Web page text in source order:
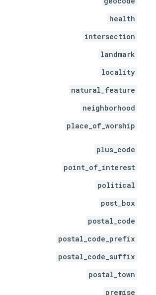
health
intersection
landmark
locality
natural_feature
neighborhood
place_of_worship
plus_code
point_of_interest
political
post_box
postal_code
postal_code_prefix
postal_code_suffix
postal_town
premise